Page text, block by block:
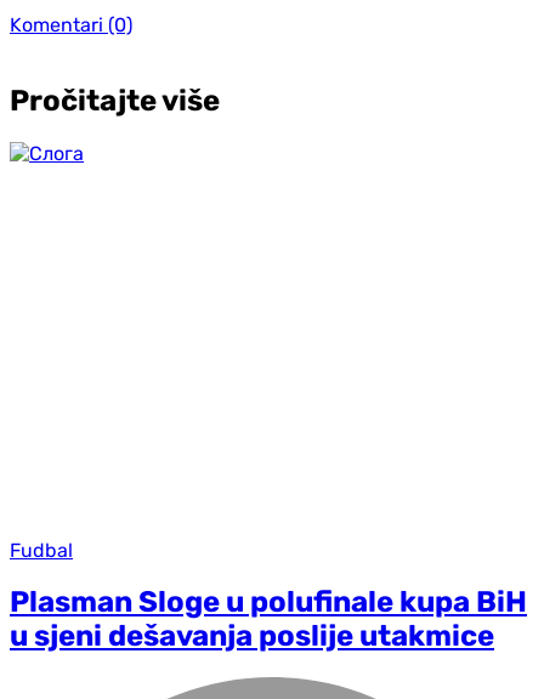
Komentari (0)
Pročitajte više
Fudbal
Plasman Sloge u polufinale kupa BiH
u sjeni dešavanja poslije utakmice